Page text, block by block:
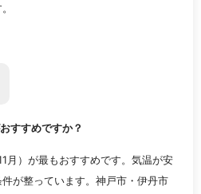
すすめですか？
月）が最もおすすめです。気温が安
が整っています。神戸市・伊丹市